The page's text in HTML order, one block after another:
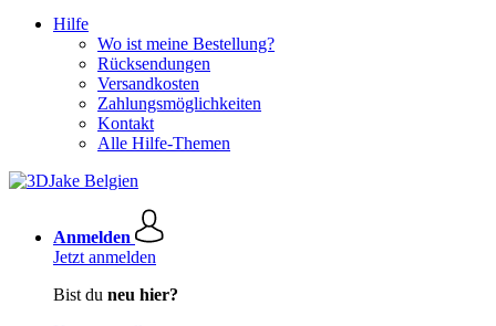
Hilfe
Wo ist meine Bestellung?
Rücksendungen
Versandkosten
Zahlungsmöglichkeiten
Kontakt
Alle Hilfe-Themen
Anmelden
Jetzt anmelden
Bist du neu hier?